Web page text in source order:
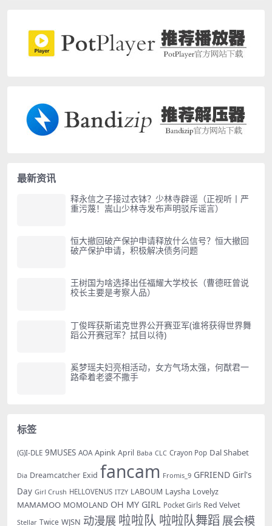
最新资讯
释永信之子接过衣钵？少林寺辟谣（正视听丨严
重污蔑！嵩山少林寺发布声明驳斥谣言）
恒大撤回破产保护申请释放什么信号？恒大撤回
破产保护申请，积极解决债务问题
王树国为啥选择出任福耀大学校长（曹德旺曾说
校长主要是考察人品）
丁俊晖获斯诺克世界公开赛亚军(谁将获得世界舞
蹈公开赛冠军？拭目以待)
奚梦瑶夫妇亮相活动，女方气场太强，何猷君一
路牵着老婆不撒手
标签
(G)I-DLE 9MUSES AOA Apink April Baba CLC Crayon Pop Dal Shabet
Dia Dreamcatcher Exid fancam Fromis_9 GFRIEND Girl's
Day Girl Crush HELLOVENUS ITZY LABOUM Laysha Lovelyz
MAMAMOO MOMOLAND OH MY GIRL Pocket Girls Red Velvet
Stellar Twice WJSN 动漫展 啦啦队 啦啦队舞蹈 展会模